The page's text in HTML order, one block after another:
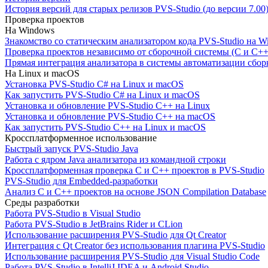
История версий для старых релизов PVS-Studio (до версии 7.00)
Проверка проектов
На Windows
Знакомство со статическим анализатором кода PVS-Studio на
Проверка проектов независимо от сборочной системы (C и
Прямая интеграция анализатора в системы автоматизации
На Linux и macOS
Установка PVS-Studio C# на Linux и macOS
Как запустить PVS-Studio C# на Linux и macOS
Установка и обновление PVS-Studio C++ на Linux
Установка и обновление PVS-Studio C++ на macOS
Как запустить PVS-Studio C++ на Linux и macOS
Кроссплатформенное использование
Быстрый запуск PVS-Studio Java
Работа с ядром Java анализатора из командной строки
Кроссплатформенная проверка C и C++ проектов в PVS-Studio
PVS-Studio для Embedded-разработки
Анализ C и C++ проектов на основе JSON Compilation Database
Среды разработки
Работа PVS-Studio в Visual Studio
Работа PVS-Studio в JetBrains Rider и CLion
Использование расширения PVS-Studio для Qt Creator
Интеграция с Qt Creator без использования плагина PVS-Studio
Использование расширения PVS-Studio для Visual Studio Code